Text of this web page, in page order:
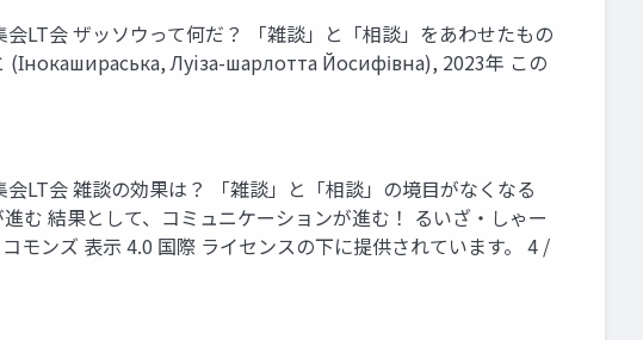
LT会 ザッソウって何だ？ 「雑談」と「相談」をあわせたもの
(Інокашираська, Луiза-шарлотта Йосифівна), 2023年 この
LT会 雑談の効果は？ 「雑談」と「相談」の境目がなくなる
む 結果として、コミュニケーションが進む！ るいざ・しゃー
ンズ 表示 4.0 国際 ライセンスの下に提供されています。 4 /